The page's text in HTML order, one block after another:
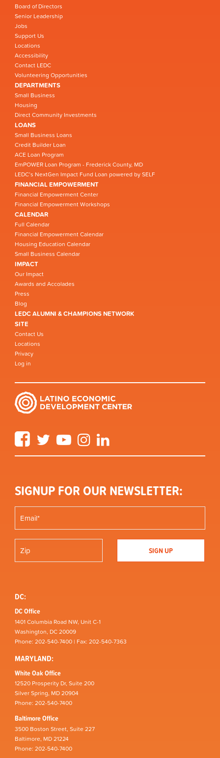
Board of Directors
Senior Leadership
Jobs
Support Us
Locations
Accessibility
Contact LEDC
Volunteering Opportunities
DEPARTMENTS
Small Business
Housing
Direct Community Investments
LOANS
Small Business Loans
Credit Builder Loan
ACE Loan Program
EmPOWER Loan Program - Frederick County, MD
LEDC’s NextGen Impact Fund Loan powered by SELF
FINANCIAL EMPOWERMENT
Financial Empowerment Center
Financial Empowerment Workshops
CALENDAR
Full Calendar
Financial Empowerment Calendar
Housing Education Calendar
Small Business Calendar
IMPACT
Our Impact
Awards and Accolades
Press
Blog
LEDC ALUMNI & CHAMPIONS NETWORK
SITE
Contact Us
Locations
Privacy
Log in
FacebookTwitter YouTube Instagram
SIGNUP FOR OUR NEWSLETTER:
DC:
DC Office
1401 Columbia Road NW, Unit C-1
Washington, DC 20009
Phone: 202-540-7400 | Fax: 202-540-7363
MARYLAND:
White Oak Office
12520 Prosperity Dr, Suite 200
Silver Spring, MD 20904
Phone: 202-540-7400
Baltimore Office
3500 Boston Street, Suite 227
Baltimore, MD 21224
Phone: 202-540-7400